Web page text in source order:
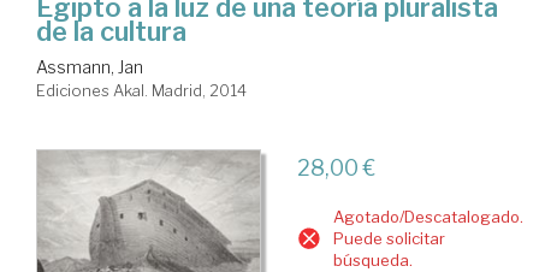
Egipto a la luz de una teoría pluralista
de la cultura
Assmann, Jan
Ediciones Akal. Madrid, 2014
28,00 €
Agotado/Descatalogado.
Puede solicitar
búsqueda.